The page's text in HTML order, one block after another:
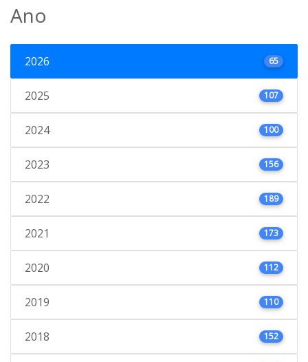
Ano
2026 65
2025 107
2024 100
2023 156
2022 189
2021 173
2020 112
2019 110
2018 152